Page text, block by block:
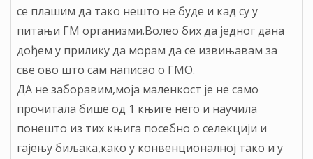
се плашим да тако нешто не буде и кад су у
питањи ГМ организми.Волео бих да једног дана
дођем у прилику да морам да се извињавам за
све ово што сам написао о ГМО.
ДА не заборавим,моја маленкост је не само
прочитала бише од 1 књиге него и научила
понешто из тих књига посебно о селекцији и
гајењу биљака,како у конвенционалној тако и у